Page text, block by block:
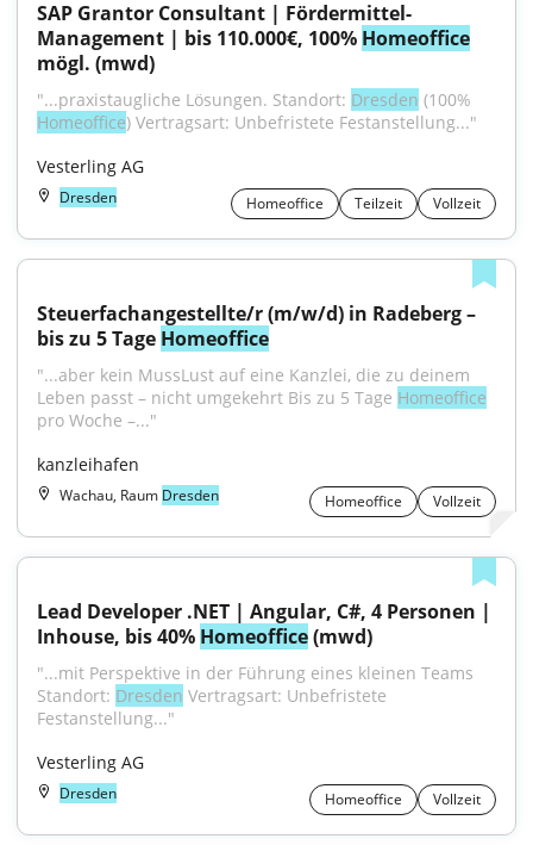
SAP Grantor Consultant | Fördermittel-
Management | bis 110.000€, 100% Homeoffice
mögl. (mwd)
"...praxistaugliche Lösungen. Standort: Dresden
Homeoffice) Vertragsart: Unbefristete Festanstellung..."
Vesterling AG
Dresden Homeoffice Teilzeit Vollzeit
Steuerfachangestellte/r (m/w/d) in Radeberg –
bis zu 5 Tage Homeoffice
"...aber kein MussLust auf eine Kanzlei, die zu deinem
Leben passt – nicht umgekehrt Bis zu 5 Tage Homeoffice
pro Woche –..."
kanzleihafen
Wachau, Raum Dresden Homeoffice Vollzeit
Lead Developer .NET | Angular, C#, 4 Personen |
Inhouse, bis 40% Homeoffice (mwd)
"...mit Perspektive in der Führung eines kleinen Teams
Standort: Dresden Vertragsart: Unbefristete
Festanstellung..."
Vesterling AG
Dresden Homeoffice Vollzeit